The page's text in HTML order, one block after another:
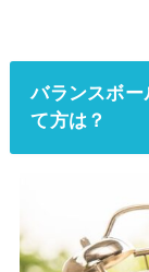
バランスボ
て方は？